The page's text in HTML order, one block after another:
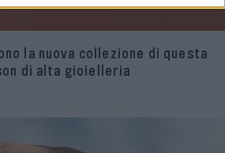
la nuova collezione di questa
di alta gioielleria